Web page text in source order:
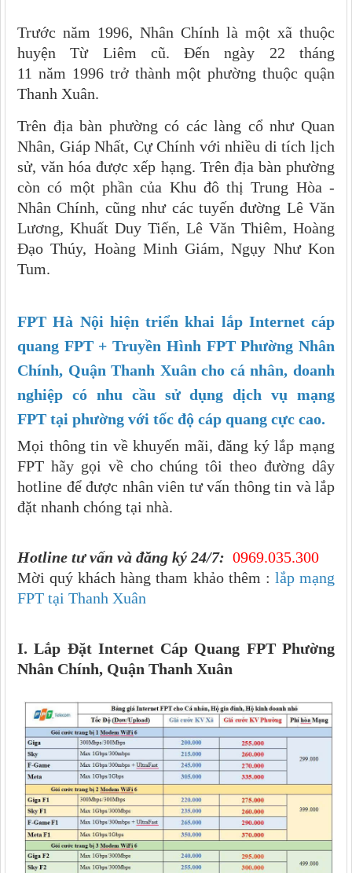
Trước năm 1996, Nhân Chính là một xã thuộc
huyện Từ Liêm cũ. Đến ngày 22 tháng
11 năm 1996 trở thành một phường thuộc quận
Thanh Xuân.
Trên địa bàn phường có các làng cổ như Quan
Nhân, Giáp Nhất, Cự Chính với nhiều di tích lịch
sử, văn hóa được xếp hạng. Trên địa bàn phường
còn có một phần của Khu đô thị Trung Hòa -
Nhân Chính, cũng như các tuyến đường Lê Văn
Lương, Khuất Duy Tiến, Lê Văn Thiêm, Hoàng
Đạo Thúy, Hoàng Minh Giám, Ngụy Như Kon
Tum.
FPT Hà Nội hiện triển khai lắp Internet cáp
quang FPT + Truyền Hình FPT Phường Nhân
Chính, Quận Thanh Xuân cho cá nhân, doanh
nghiệp có nhu cầu sử dụng dịch vụ mạng
FPT tại phường với tốc độ cáp quang cực cao.
Mọi thông tin về khuyến mãi, đăng ký lắp mạng
FPT hãy gọi về cho chúng tôi theo đường dây
hotline để được nhân viên tư vấn thông tin và lắp
đặt nhanh chóng tại nhà.
Hotline tư vấn và đăng ký 24/7: 0969.035.300
Mời quý khách hàng tham khảo thêm : lắp mạng
FPT tại Thanh Xuân
I. Lắp Đặt Internet Cáp Quang FPT Phường
Nhân Chính, Quận Thanh Xuân